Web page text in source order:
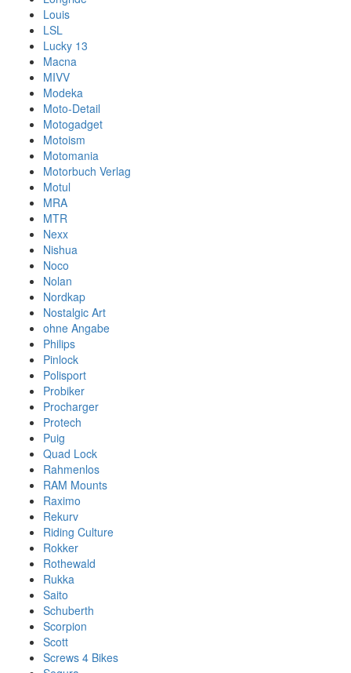
Louis
LSL
Lucky 13
Macna
MIVV
Modeka
Moto-Detail
Motogadget
Motoism
Motomania
Motorbuch Verlag
Motul
MRA
MTR
Nexx
Nishua
Noco
Nolan
Nordkap
Nostalgic Art
ohne Angabe
Philips
Pinlock
Polisport
Probiker
Procharger
Protech
Puig
Quad Lock
Rahmenlos
RAM Mounts
Raximo
Rekurv
Riding Culture
Rokker
Rothewald
Rukka
Saito
Schuberth
Scorpion
Scott
Screws 4 Bikes